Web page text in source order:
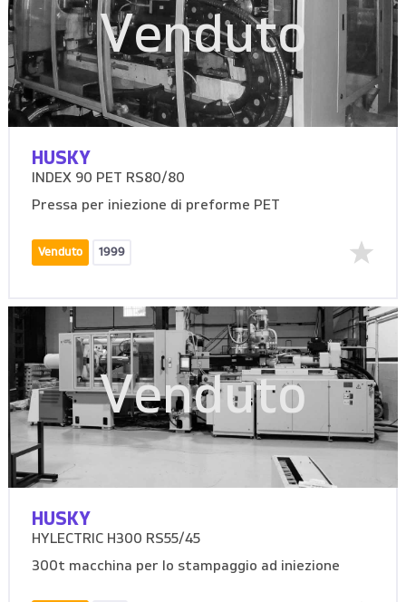
Venduto
HUSKY
INDEX 90 PET RS80/80
Pressa per iniezione di preforme PET
Venduto 1999
Venduto
HUSKY
HYLECTRIC H300 RS55/45
300t macchina per lo stampaggio ad iniezione